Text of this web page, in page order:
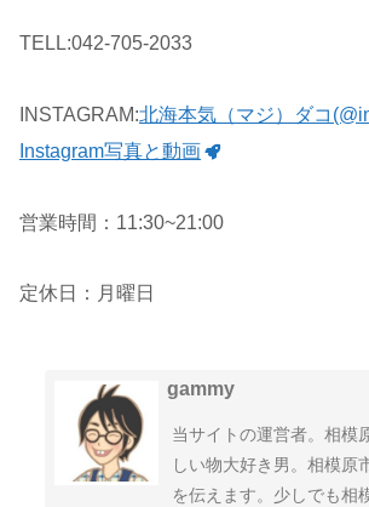
TELL:042-705-2033
INSTAGRAM:北海本気（マジ）ダコ
Instagram写真と動画
営業時間：11:30~21:00
定休日：月曜日
gammy
当サイトの運営者。相模
しい物大好き男。相模原
を伝えます。少しでも相